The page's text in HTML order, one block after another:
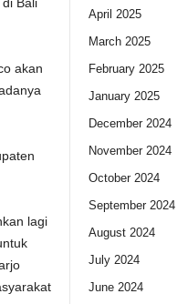
akan
lagi
April 2025
March 2025
February 2025
January 2025
December 2024
November 2024
October 2024
September 2024
August 2024
July 2024
June 2024